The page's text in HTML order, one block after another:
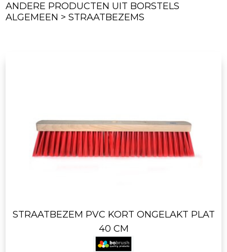
ANDERE PRODUCTEN UIT BORSTELS
ALGEMEEN > STRAATBEZEMS
STRAATBEZEM PVC KORT ONGELAKT PLAT
40 CM